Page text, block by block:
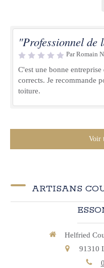
"Professionnel de
Par Romain N
C'est une bonne
corrects. Je recommande
toiture.
Voir
ARTISANS
Helfried
91310